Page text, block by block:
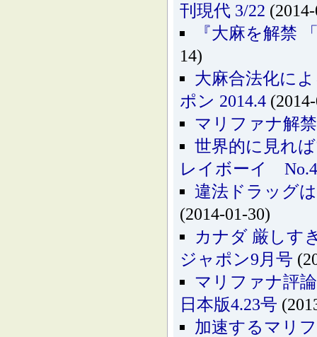
刊現代 3/22
『大麻を解禁
14)
大麻合法化に
ポン 2014.4
マリファナ解
世界的に見れ
レイボーイ
違法ドラッグ
(2014-01-30)
カナダ 厳しす
ジャポン9月号
マリファナ評
日本版4.23号
加速するマリ